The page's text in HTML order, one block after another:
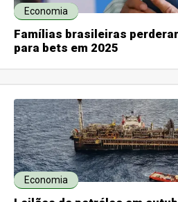
Economia
Famílias brasileiras
para bets em 2025
Economia